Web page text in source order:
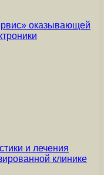
оказывающей
и лечения
клинике